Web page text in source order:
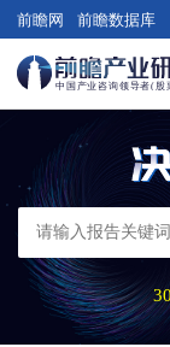
前瞻网 前瞻数据库